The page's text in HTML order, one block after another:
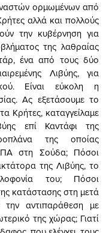
ορμωμένων από
αλλά και πολλούς
την κυβέρνηση για
της λαθραίας
ένα από τους δύο
Λιβύης, για
Είναι εύκολη η
Ας εξετάσουμε το
Κρήτες, καταγγείλαμε
επί Καντάφι της
της οποίας
στη Σούδα; Πόσοι
της Λιβύης, το
του; Πόσοι
κατάστασης στη μετά
την αντιπαράθεση με
της χώρας; Γιατί